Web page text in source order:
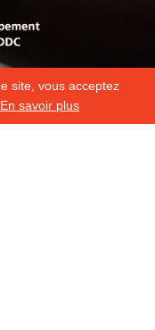
site, vous acceptez
En savoir plus